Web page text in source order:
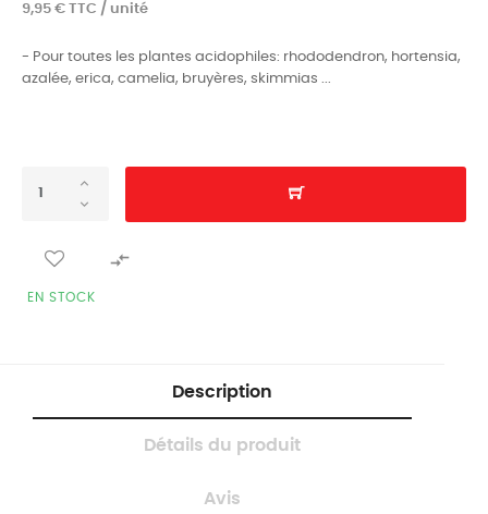
9,95 € TTC / unité
- Pour toutes les plantes acidophiles: rhododendron, hortensia,
azalée, erica, camelia, bruyères, skimmias ...

EN STOCK
Description
Détails du produit
Avis